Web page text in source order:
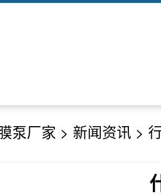
泵厂家 > 新闻资讯 >